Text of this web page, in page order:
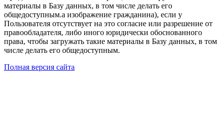
материалы в Базу данных, в том числе делать его
общедоступным.а изображение гражданина), если у
Пользователя отсутствует на это согласие или разрешение от
правообладателя, либо иного юридически обоснованного
права, чтобы загружать такие материалы в Базу данных, в том
числе делать его общедоступным.
Полная версия сайта